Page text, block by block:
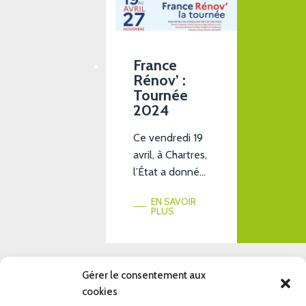
Gérer le consentement aux
cookies
également
toutes nos
avec un module
« Avant/Après »
intégré, ainsi
qu’une partie
détaillée sur les
aides
financières
cas de travaux
de rénovation
France
Rénov’ :
Tournée
2024
Ce vendredi 19
avril, à Chartres,
l’État a donné
d’une tournée
ses dispositifs
d’aide à la
EN SAVOIR
PLUS